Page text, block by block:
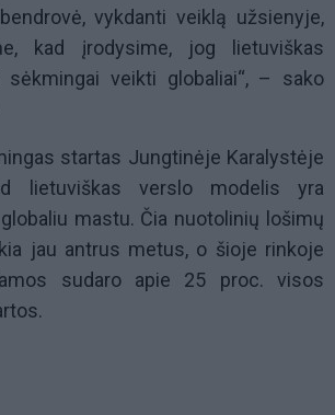
vykdanti veiklą užsienyje,
kad įrodysime, jog lietuviškas
sėkmingai veikti globaliai“, – sako
startas Jungtinėje Karalystėje
lietuviškas verslo modelis yra
mastu. Čia nuotolinių lošimų
jau antrus metus, o šioje rinkoje
sudaro apie 25 proc. visos